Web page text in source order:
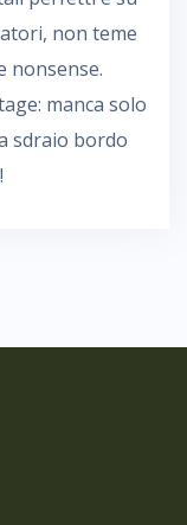
non teme
nonsense.
manca solo
sdraio bordo